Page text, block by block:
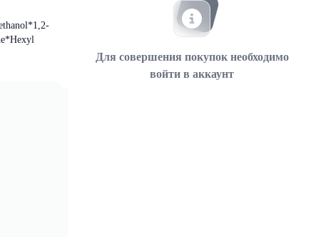
Для совершения покупок необходимо
войти в аккаунт